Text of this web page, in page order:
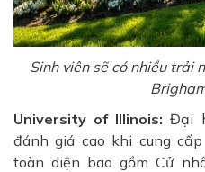
Sinh viên sẽ có nhiều trải
University of Illinois: Đại
đánh giá cao khi cung
toàn diện bao gồm Cử